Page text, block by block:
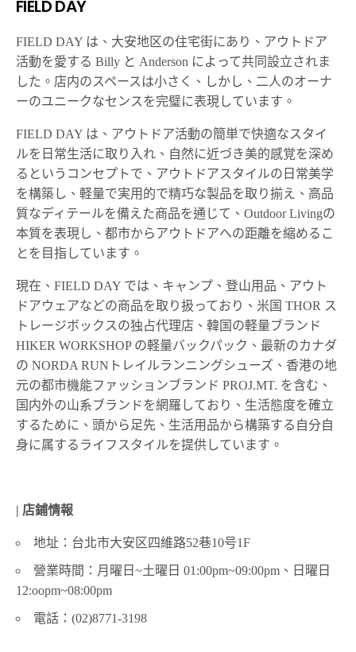
FIELD DAY
FIELD DAY は、大安地区の住宅街にあり、アウトドア
活動を愛する Billy と Anderson によって共同設立されま
した。店内のスペースは小さく、しかし、二人のオーナ
ーのユニークなセンスを完璧に表現しています。
FIELD DAY は、アウトドア活動の簡単で快適なスタイ
ルを日常生活に取り入れ、自然に近づき美的感覚を深め
るというコンセプトで、アウトドアスタイルの日常美学
を構築し、軽量で実用的で精巧な製品を取り揃え、高品
質なディテールを備えた商品を通じて、Outdoor Livingの
本質を表現し、都市からアウトドアへの距離を縮めるこ
とを目指しています。
現在、FIELD DAY では、キャンプ、登山用品、アウト
ドアウェアなどの商品を取り扱っており、米国 THOR ス
トレージボックスの独占代理店、韓国の軽量ブランド
HIKER WORKSHOP の軽量バックパック、最新のカナダ
の NORDA RUNトレイルランニングシューズ、香港の地
元の都市機能ファッションブランド PROJ.MT. を含む、
国内外の山系ブランドを網羅しており、生活態度を確立
するために、頭から足先、生活用品から構築する自分自
身に属するライフスタイルを提供しています。
| 店鋪情報
地址：台北市大安区四維路52巷10号1F
營業時間：月曜日~土曜日 01:00pm~09:00pm、日曜日
12:oopm~08:00pm
電話：(02)8771-3198